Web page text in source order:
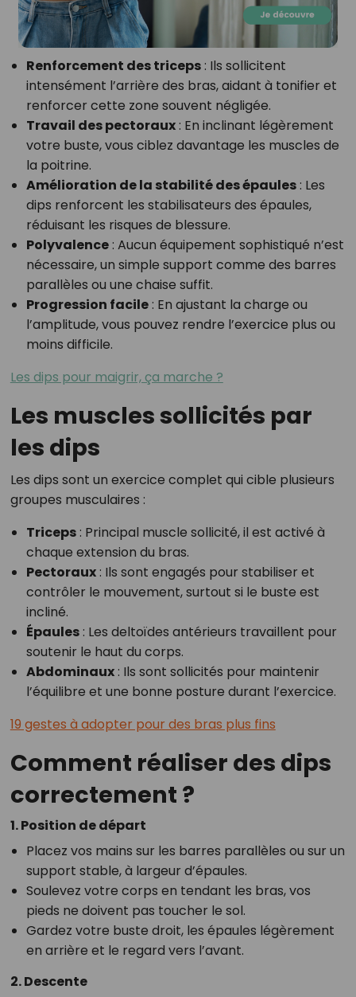
Renforcement des triceps: Ils sollicitent
intensément l’arrière des bras, aidant à tonifier et
renforcer cette zone souvent négligée.
Travail des pectoraux: En inclinant légèrement
votre buste, vous ciblez davantage les muscles de
la poitrine.
Amélioration de la stabilité des épaules: Les
dips renforcent les stabilisateurs des épaules,
réduisant les risques de blessure.
Polyvalence: Aucun équipement sophistiqué n’est
nécessaire, un simple support comme des barres
parallèles ou une chaise suffit.
Progression facile: En ajustant la charge ou
l’amplitude, vous pouvez rendre l’exercice plus ou
moins difficile.
Les dips pour maigrir, ça marche ?
Les muscles sollicités par
les dips
Les dips sont un exercice complet qui cible plusieurs
groupes musculaires :
Triceps: Principal muscle sollicité, il est activé à
chaque extension du bras.
Pectoraux: Ils sont engagés pour stabiliser et
contrôler le mouvement, surtout si le buste est
incliné.
Épaules: Les deltoïdes antérieurs travaillent pour
soutenir le haut du corps.
Abdominaux: Ils sont sollicités pour maintenir
l’équilibre et une bonne posture durant l’exercice.
19 gestes à adopter pour des bras plus fins
Comment réaliser des dips
correctement ?
1. Position de départ
Placez vos mains sur les barres parallèles ou sur un
support stable, à largeur d’épaules.
Soulevez votre corps en tendant les bras, vos
pieds ne doivent pas toucher le sol.
Gardez votre buste droit, les épaules légèrement
en arrière et le regard vers l’avant.
2. Descente